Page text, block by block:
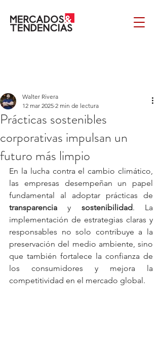
Prácticas sostenibles
corporativas impulsan un
futuro más limpio
Walter Rivera
12 mar 2025 2 min de lectura
En la lucha contra el cambio climático,
las empresas desempeñan un papel
transparencia y sostenibilidad. La
implementación de estrategias claras y
responsables no solo contribuye a la
preservación del medio ambiente, sino
que también fortalece la confianza de
los consumidores y mejora la
competitividad en el mercado global.​